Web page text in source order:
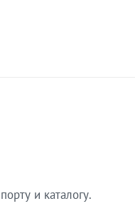
и каталогу.